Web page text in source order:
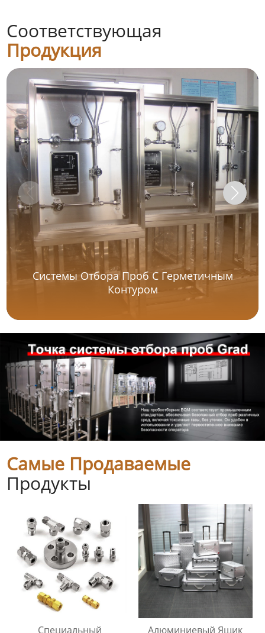
Соответствующая
Продукция
Системы Отбора Проб С Герметичным
Контуром
Самые Продаваемые
Продукты
Специальный Алюминиевый Ящик